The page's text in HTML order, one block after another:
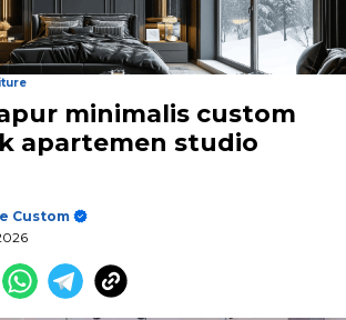
minimalis custom
apartemen studio
Custom